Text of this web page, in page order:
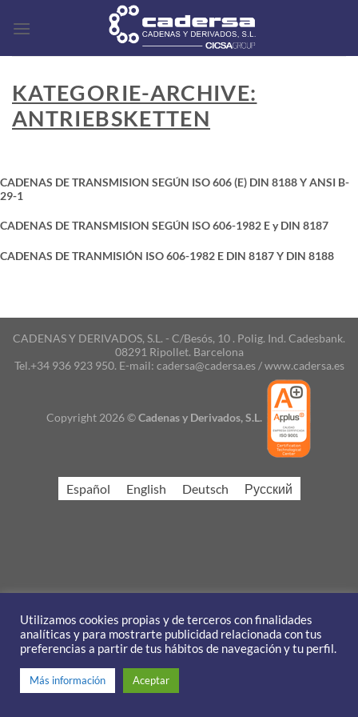
Inhalt
springen
KATEGORIE-ARCHIVE:
ANTRIEBSKETTEN
CADENAS DE TRANSMISION SEGÚN ISO 606 (E) DIN 8188 Y ANSI B-
29-1
CADENAS DE TRANSMISION SEGÚN ISO 606-1982 E y DIN 8187
CADENAS DE TRANMISIÓN ISO 606-1982 E DIN 8187 Y DIN 8188
CADENAS Y DERIVADOS, S.L. - C/Besós, 10 . Polig. Ind. Cadesbank.
08291 Ripollet. Barcelona
Tel.+34 936 923 950. E-mail: cadersa@cadersa.es / www.cadersa.es
Copyright 2026 ©Cadenas y Derivados, S.L.
Utilizamos cookies propias y de terceros con finalidades
analíticas y para mostrarte publicidad relacionada con tus
preferencias a partir de tus hábitos de navegación y tu perfil.
Más información Aceptar
Español English Deutsch Русский